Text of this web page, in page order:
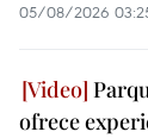
05/08/2026
ofrece